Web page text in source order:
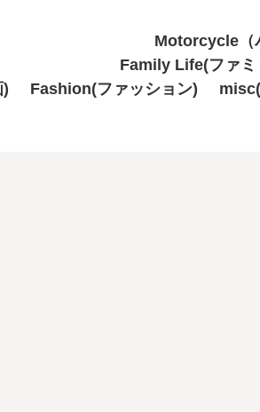
Motorcycle（
Family Life(ファミ
Fashion(ファッション)